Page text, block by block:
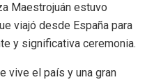
Maestrojuán estuvo
viajó desde España para
y significativa ceremonia.
vive el país y una gran